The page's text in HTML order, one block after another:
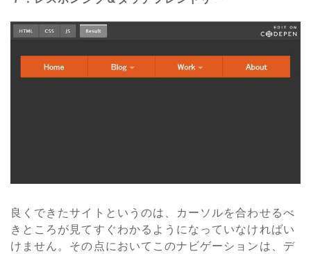
良くできたサイトというのは、カーソルを合わせるべ
きところが見てすぐわかるようになっていなければい
けません。その点においてこのナビゲーションは、デ